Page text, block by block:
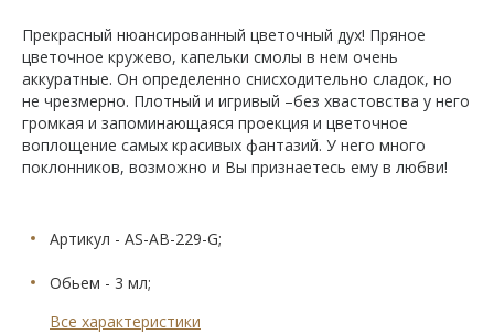
Прекрасный нюансированный цветочный дух! Пряное
цветочное кружево, капельки смолы в нем очень
аккуратные. Он определенно снисходительно сладок, но
не чрезмерно. Плотный и игривый –без хвастовства у него
громкая и запоминающаяся проекция и цветочное
воплощение самых красивых фантазий. У него много
поклонников, возможно и Вы признаетесь ему в любви!
Артикул - AS-AB-229-G;
Обьем - 3 мл;
Все характеристики